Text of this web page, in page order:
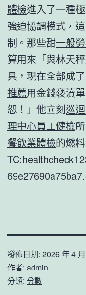
體檢進入了一種
強迫協調模式，
制。那些甜一般
算用來「與林天
具，現在全部成了
推薦用金錢褻瀆
恕！」他立刻巡
理中心員工健檢
餐飲業體檢的燃料
發佈日期: 2026 年 4
作者: admin
分類: 分數